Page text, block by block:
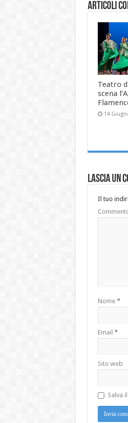
Articoli
Teatro
scena
14
Lascia un
Il tuo
Nome *
Email *
Sito web
Salva